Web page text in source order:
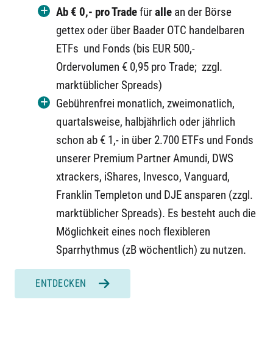
Ab € 0,- pro Tradefüralle an der Börse
gettex oder über Baader OTC handelbaren
ETFs und Fonds (bis EUR 500,-
Ordervolumen € 0,95 pro Trade; zzgl.
marktüblicher Spreads)
Gebührenfrei monatlich, zweimonatlich,
quartalsweise, halbjährlich oder jährlich
schon ab € 1,- in über 2.700 ETFs und Fonds
unserer Premium Partner Amundi, DWS
xtrackers, iShares, Invesco, Vanguard,
Franklin Templeton und DJE ansparen (zzgl.
marktüblicher Spreads). Es besteht auch die
Möglichkeit eines noch flexibleren
Sparrhythmus (zB wöchentlich) zu nutzen.
ENTDECKEN